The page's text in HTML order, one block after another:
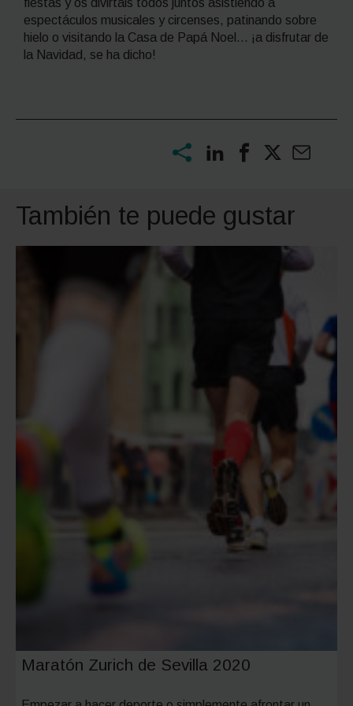
fiestas y os divirtáis todos juntos asistiendo a
espectáculos musicales y circenses, patinando sobre
hielo o visitando la Casa de Papá Noel… ¡a disfrutar de
la Navidad, se ha dicho!
También te puede gustar
Maratón Zurich de Sevilla 2020